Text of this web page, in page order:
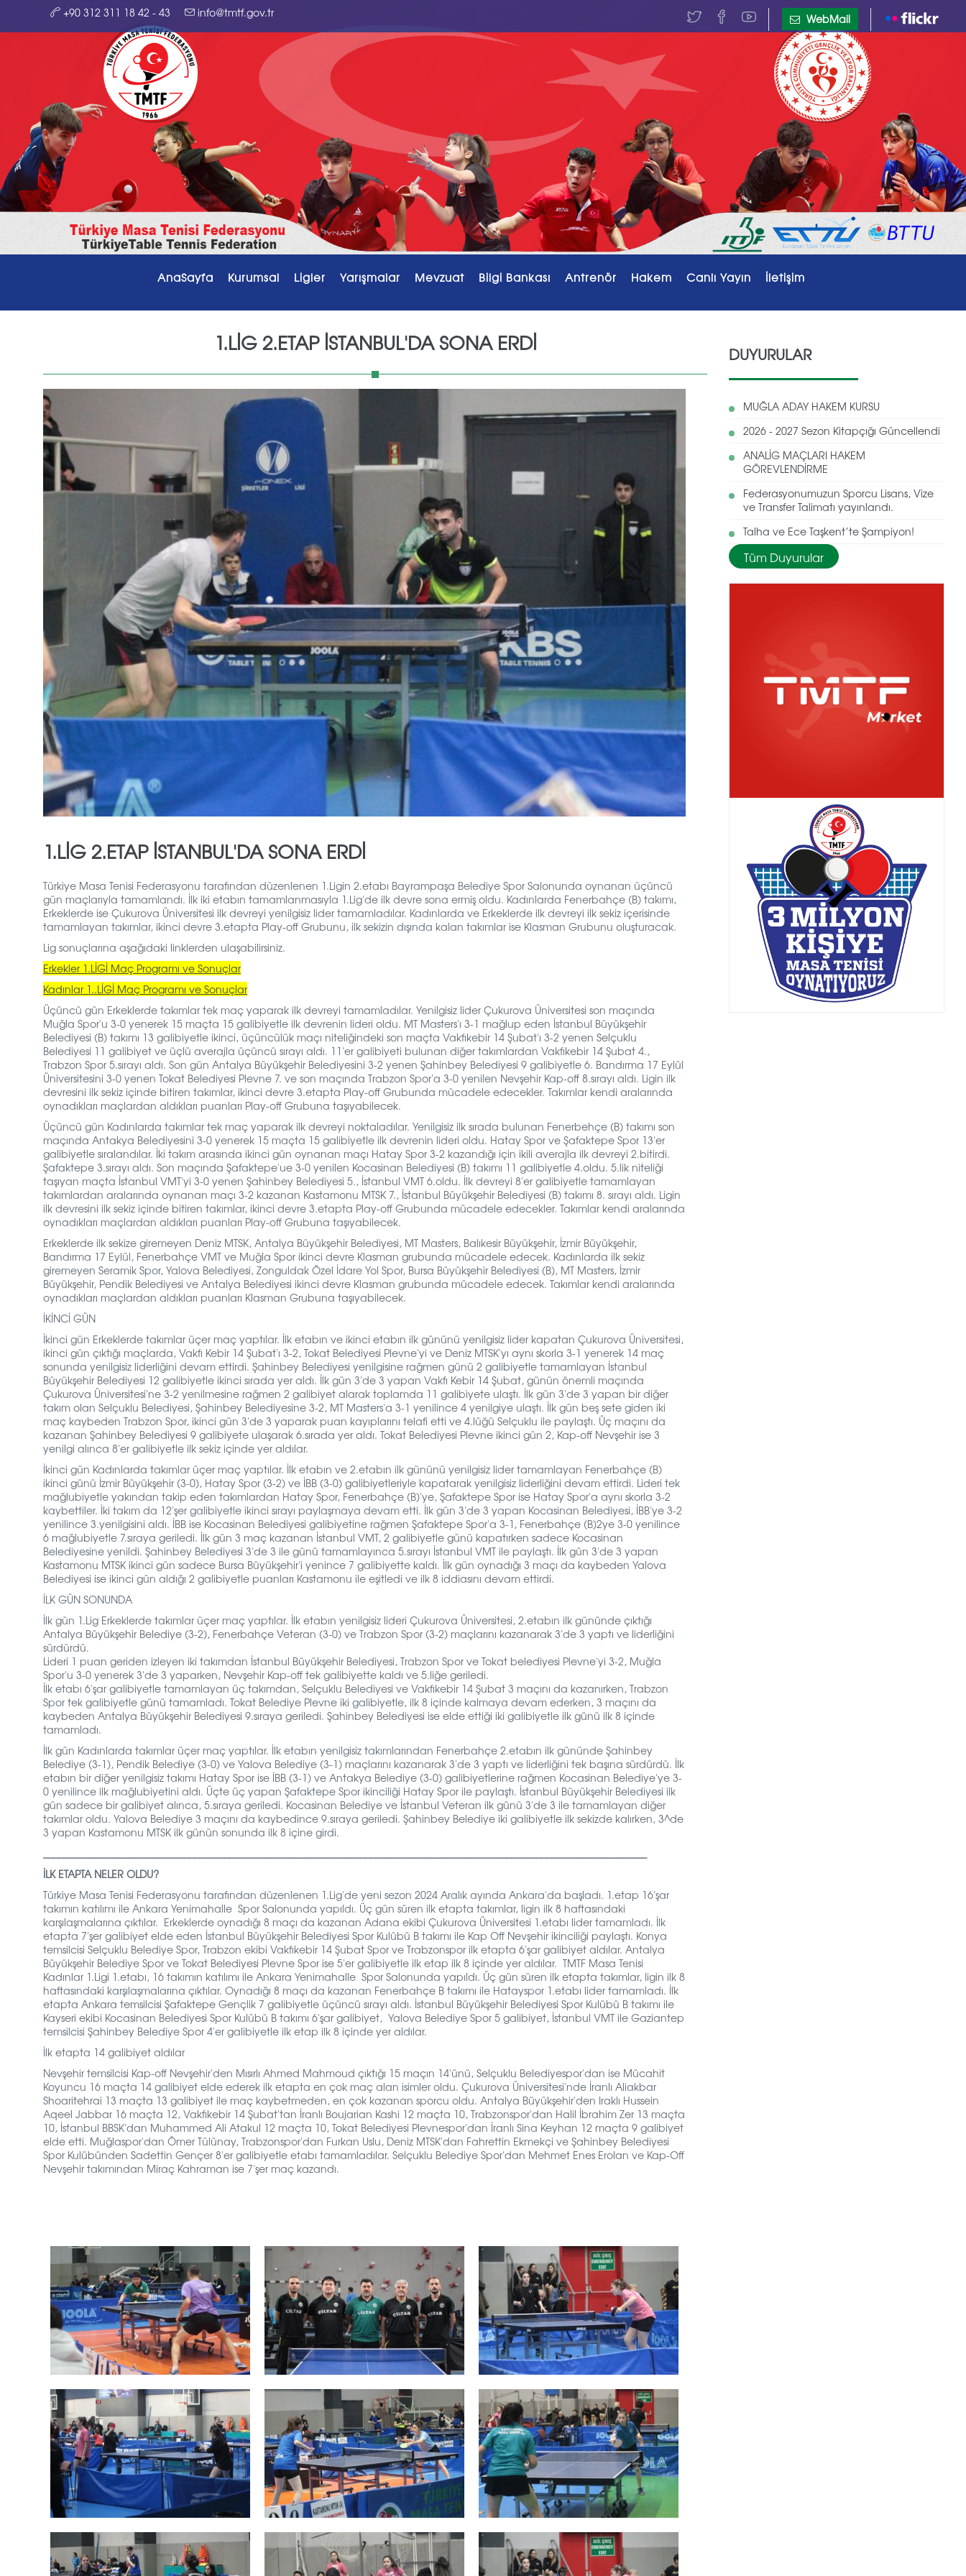
+90 312 311 18 42 - 43 info@tmtf.gov.tr WebMail
AnaSayfa Kurumsal Ligler Yarışmalar Mevzuat Bilgi Bankası Antrenör Hakem Canlı Yayın İletişim
DUYURULAR
MUĞLA ADAY HAKEM KURSU
2026 - 2027 Sezon Kitapçığı Güncellendi
ANALİG MAÇLARI HAKEM
GÖREVLENDİRME
Federasyonumuzun Sporcu Lisans, Vize
ve Transfer Talimatı yayınlandı.
Talha ve Ece Taşkent’te Şampiyon!
Tüm Duyurular
1.LİG 2.ETAP İSTANBUL'DA SONA ERDİ
1.LİG 2.ETAP İSTANBUL'DA SONA ERDİ
Türkiye Masa Tenisi Federasyonu tarafından düzenlenen 1.Ligin 2.etabı Bayrampaşa Belediye Spor Salonunda oynanan üçüncü
gün maçlarıyla tamamlandı. İlk iki etabın tamamlanmasıyla 1.Lig'de ilk devre sona ermiş oldu. Kadınlarda Fenerbahçe (B) takımı,
Erkeklerde ise Çukurova Üniversitesi ilk devreyi yenilgisiz lider tamamladılar. Kadınlarda ve Erkeklerde ilk devreyi ilk sekiz içerisinde
tamamlayan takımlar, ikinci devre 3.etapta Play-off Grubunu, ilk sekizin dışında kalan takımlar ise Klasman Grubunu oluşturacak.
Lig sonuçlarına aşağıdaki linklerden ulaşabilirsiniz.
Erkekler 1.LİGİ Maç Programı ve Sonuçlar
Kadınlar 1..LİGİ Maç Programı ve Sonuçlar
Üçüncü gün Erkeklerde takımlar tek maç yaparak ilk devreyi tamamladılar. Yenilgisiz lider Çukurova Üniversitesi son maçında
Muğla Spor'u 3-0 yenerek 15 maçta 15 galibiyetle ilk devrenin lideri oldu. MT Masters'ı 3-1 mağlup eden İstanbul Büyükşehir
Belediyesi (B) takımı 13 galibiyetle ikinci, üçüncülük maçı niteliğindeki son maçta Vakfıkebir 14 Şubat'ı 3-2 yenen Selçuklu
Belediyesi 11 galibiyet ve üçlü averajla üçüncü sırayı aldı. 11'er galibiyeti bulunan diğer takımlardan Vakfıkebir 14 Şubat 4.,
Trabzon Spor 5.sırayı aldı. Son gün Antalya Büyükşehir Belediyesini 3-2 yenen Şahinbey Belediyesi 9 galibiyetle 6. Bandırma 17 Eylül
Üniversitesini 3-0 yenen Tokat Belediyesi Plevne 7. ve son maçında Trabzon Spor'a 3-0 yenilen Nevşehir Kap-off 8.sırayı aldı. Ligin ilk
devresini ilk sekiz içinde bitiren takımlar, ikinci devre 3.etapta Play-off Grubunda mücadele edecekler. Takımlar kendi aralarında
oynadıkları maçlardan aldıkları puanları Play-off Grubuna taşıyabilecek.
Üçüncü gün Kadınlarda takımlar tek maç yaparak ilk devreyi noktaladılar. Yenilgisiz ilk sırada bulunan Fenerbehçe (B) takımı son
maçında Antakya Belediyesini 3-0 yenerek 15 maçta 15 galibiyetle ilk devrenin lideri oldu. Hatay Spor ve Şafaktepe Spor 13'er
galibiyetle sıralandılar. İki takım arasında ikinci gün oynanan maçı Hatay Spor 3-2 kazandığı için ikili averajla ilk devreyi 2.bitirdi.
Şafaktepe 3.sırayı aldı. Son maçında Şafaktepe'ue 3-0 yenilen Kocasinan Belediyesi (B) takımı 11 galibiyetle 4.oldu. 5.lik niteliği
taşıyan maçta İstanbul VMT'yi 3-0 yenen Şahinbey Belediyesi 5., İstanbul VMT 6.oldu. İlk devreyi 8'er galibiyetle tamamlayan
takımlardan aralarında oynanan maçı 3-2 kazanan Kastamonu MTSK 7., İstanbul Büyükşehir Belediyesi (B) takımı 8. sırayı aldı. Ligin
ilk devresini ilk sekiz içinde bitiren takımlar, ikinci devre 3.etapta Play-off Grubunda mücadele edecekler. Takımlar kendi aralarında
oynadıkları maçlardan aldıkları puanları Play-off Grubuna taşıyabilecek.
Erkeklerde ilk sekize giremeyen Deniz MTSK, Antalya Büyükşehir Belediyesi, MT Masters, Balıkesir Büyükşehir, İzmir Büyükşehir,
Bandırma 17 Eylül, Fenerbahçe VMT ve Muğla Spor ikinci devre Klasman grubunda mücadele edecek. Kadınlarda ilk sekiz
giremeyen Seramik Spor, Yalova Belediyesi, Zonguldak Özel İdare Yol Spor, Bursa Büyükşehir Belediyesi (B), MT Masters, İzmir
Büyükşehir, Pendik Belediyesi ve Antalya Belediyesi ikinci devre Klasman grubunda mücadele edecek. Takımlar kendi aralarında
oynadıkları maçlardan aldıkları puanları Klasman Grubuna taşıyabilecek.
İKİNCİ GÜN
İkinci gün Erkeklerde takımlar üçer maç yaptılar. İlk etabın ve ikinci etabın ilk gününü yenilgisiz lider kapatan Çukurova Üniversitesi,
ikinci gün çıktığı maçlarda, Vakfı Kebir 14 Şubat'ı 3-2, Tokat Belediyesi Plevne'yi ve Deniz MTSK'yı aynı skorla 3-1 yenerek 14 maç
sonunda yenilgisiz liderliğini devam ettirdi. Şahinbey Belediyesi yenilgisine rağmen günü 2 galibiyetle tamamlayan İstanbul
Büyükşehir Belediyesi 12 galibiyetle ikinci sırada yer aldı. İlk gün 3'de 3 yapan Vakfı Kebir 14 Şubat, günün önemli maçında
Çukurova Üniversitesi'ne 3-2 yenilmesine rağmen 2 galibiyet alarak toplamda 11 galibiyete ulaştı. İlk gün 3'de 3 yapan bir diğer
takım olan Selçuklu Belediyesi, Şahinbey Belediyesine 3-2, MT Masters'a 3-1 yenilince 4 yenilgiye ulaştı. İlk gün beş sete giden iki
maç kaybeden Trabzon Spor, ikinci gün 3'de 3 yaparak puan kayıplarını telafi etti ve 4.lüğü Selçuklu ile paylaştı. Üç maçını da
kazanan Şahinbey Belediyesi 9 galibiyete ulaşarak 6.sırada yer aldı. Tokat Belediyesi Plevne ikinci gün 2, Kap-off Nevşehir ise 3
yenilgi alınca 8'er galibiyetle ilk sekiz içinde yer aldılar.
İkinci gün Kadınlarda takımlar üçer maç yaptılar. İlk etabın ve 2.etabın ilk gününü yenilgisiz lider tamamlayan Fenerbahçe (B)
ikinci günü İzmir Büyükşehir (3-0), Hatay Spor (3-2) ve İBB (3-0) galibiyetleriyle kapatarak yenilgisiz liderliğini devam ettirdi. Lideri tek
mağlubiyetle yakından takip eden takımlardan Hatay Spor, Fenerbahçe (B)'ye, Şafaktepe Spor ise Hatay Spor'a aynı skorla 3-2
kaybettiler. İki takım da 12'şer galibiyetle ikinci sırayı paylaşmaya devam etti. İlk gün 3'de 3 yapan Kocasinan Belediyesi, İBB'ye 3-2
yenilince 3.yenilgisini aldı. İBB ise Kocasinan Belediyesi galibiyetine rağmen Şafaktepe Spor'a 3-1, Fenerbahçe (B)2ye 3-0 yenilince
6 mağlubiyetle 7.sıraya geriledi. İlk gün 3 maç kazanan İstanbul VMT, 2 galibiyetle günü kapatırken sadece Kocasinan
Belediyesine yenildi. Şahinbey Belediyesi 3'de 3 ile günü tamamlayınca 5.sırayı İstanbul VMT ile paylaştı. İlk gün 3'de 3 yapan
Kastamonu MTSK ikinci gün sadece Bursa Büyükşehir'i yenince 7 galibiyette kaldı. İlk gün oynadığı 3 maçı da kaybeden Yalova
Belediyesi ise ikinci gün aldığı 2 galibiyetle puanları Kastamonu ile eşitledi ve ilk 8 iddiasını devam ettirdi.
İLK GÜN SONUNDA
İlk gün 1.Lig Erkeklerde takımlar üçer maç yaptılar. İlk etabın yenilgisiz lideri Çukurova Üniversitesi, 2.etabın ilk gününde çıktığı
Antalya Büyükşehir Belediye (3-2), Fenerbahçe Veteran (3-0) ve Trabzon Spor (3-2) maçlarını kazanarak 3'de 3 yaptı ve liderliğini
sürdürdü.
Lideri 1 puan geriden izleyen iki takımdan İstanbul Büyükşehir Belediyesi, Trabzon Spor ve Tokat belediyesi Plevne'yi 3-2, Muğla
Spor'u 3-0 yenerek 3'de 3 yaparken, Nevşehir Kap-off tek galibiyette kaldı ve 5.liğe geriledi.
İlk etabı 6'şar galibiyetle tamamlayan üç takımdan, Selçuklu Belediyesi ve Vakfıkebir 14 Şubat 3 maçını da kazanırken, Trabzon
Spor tek galibiyetle günü tamamladı. Tokat Belediye Plevne iki galibiyetle, ilk 8 içinde kalmaya devam ederken, 3 maçını da
kaybeden Antalya Büyükşehir Belediyesi 9.sıraya geriledi. Şahinbey Belediyesi ise elde ettiği iki galibiyetle ilk günü ilk 8 içinde
tamamladı.
İlk gün Kadınlarda takımlar üçer maç yaptılar. İlk etabın yenilgisiz takımlarından Fenerbahçe 2.etabın ilk gününde Şahinbey
Belediye (3-1), Pendik Belediye (3-0) ve Yalova Belediye (3-1) maçlarını kazanarak 3'de 3 yaptı ve liderliğini tek başına sürdürdü. İlk
etabın bir diğer yenilgisiz takımı Hatay Spor ise İBB (3-1) ve Antakya Belediye (3-0) galibiyetlerine rağmen Kocasinan Belediye'ye 3-
0 yenilince ilk mağlubiyetini aldı. Üçte üç yapan Şafaktepe Spor ikinciliği Hatay Spor ile paylaştı. İstanbul Büyükşehir Belediyesi ilk
gün sadece bir galibiyet alınca, 5.sıraya geriledi. Kocasinan Belediye ve İstanbul Veteran ilk günü 3'de 3 ile tamamlayan diğer
takımlar oldu. Yalova Belediye 3 maçını da kaybedince 9.sıraya geriledi. Şahinbey Belediye iki galibiyetle ilk sekizde kalırken, 3^de
3 yapan Kastamonu MTSK ilk günün sonunda ilk 8 içine girdi.
İLK ETAPTA NELER OLDU?
Türkiye Masa Tenisi Federasyonu tarafından düzenlenen 1.Lig'de yeni sezon 2024 Aralık ayında Ankara'da başladı. 1.etap 16'şar
takımın katılımı ile Ankara Yenimahalle Spor Salonunda yapıldı. Üç gün süren ilk etapta takımlar, ligin ilk 8 haftasındaki
karşılaşmalarına çıktılar. Erkeklerde oynadığı 8 maçı da kazanan Adana ekibi Çukurova Üniversitesi 1.etabı lider tamamladı. İlk
etapta 7'şer galibiyet elde eden İstanbul Büyükşehir Belediyesi Spor Kulübü B takımı ile Kap Off Nevşehir ikinciliği paylaştı. Konya
temsilcisi Selçuklu Belediye Spor, Trabzon ekibi Vakfıkebir 14 Şubat Spor ve Trabzonspor ilk etapta 6'şar galibiyet aldılar. Antalya
Büyükşehir Belediye Spor ve Tokat Belediyesi Plevne Spor ise 5'er galibiyetle ilk etap ilk 8 içinde yer aldılar. TMTF Masa Tenisi
Kadınlar 1.Ligi 1.etabı, 16 takımın katılımı ile Ankara Yenimahalle Spor Salonunda yapıldı. Üç gün süren ilk etapta takımlar, ligin ilk 8
haftasındaki karşılaşmalarına çıktılar. Oynadığı 8 maçı da kazanan Fenerbahçe B takımı ile Hatayspor 1.etabı lider tamamladı. İlk
etapta Ankara temsilcisi Şafaktepe Gençlik 7 galibiyetle üçüncü sırayı aldı. İstanbul Büyükşehir Belediyesi Spor Kulübü B takımı ile
Kayseri ekibi Kocasinan Belediyesi Spor Kulübü B takımı 6'şar galibiyet, Yalova Belediye Spor 5 galibiyet, İstanbul VMT ile Gaziantep
temsilcisi Şahinbey Belediye Spor 4'er galibiyetle ilk etap ilk 8 içinde yer aldılar.
İlk etapta 14 galibiyet aldılar
Nevşehir temsilcisi Kap-off Nevşehir'den Mısırlı Ahmed Mahmoud çıktığı 15 maçın 14'ünü, Selçuklu Belediyespor'dan ise Mücahit
Koyuncu 16 maçta 14 galibiyet elde ederek ilk etapta en çok maç alan isimler oldu. Çukurova Üniversitesi'nde İranlı Aliakbar
Shoaritehrai 13 maçta 13 galibiyet ile maç kaybetmeden, en çok kazanan sporcu oldu. Antalya Büyükşehir'den Iraklı Hussein
Aqeel Jabbar 16 maçta 12, Vakfıkebir 14 Şubat'tan İranlı Boujarian Kashi 12 maçta 10, Trabzonspor'dan Halil İbrahim Zer 13 maçta
10, İstanbul BBSK'dan Muhammed Ali Atakul 12 maçta 10, Tokat Belediyesi Plevnespor'dan İranlı Sina Keyhan 12 maçta 9 galibiyet
elde etti. Muğlaspor'dan Ömer Tülünay, Trabzonspor'dan Furkan Uslu, Deniz MTSK'dan Fahrettin Ekmekçi ve Şahinbey Belediyesi
Spor Kulübünden Sadettin Gençer 8'er galibiyetle etabı tamamladılar. Selçuklu Belediye Spor'dan Mehmet Enes Erolan ve Kap-Off
Nevşehir takımından Miraç Kahraman ise 7'şer maç kazandı.